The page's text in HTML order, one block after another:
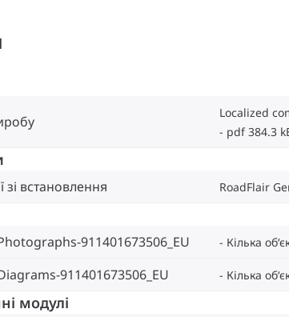
Localized
pdf 384.3
зі встановлення RoadFlair
911401673506_EU Кілька
911401673506_EU
Кілька
модулі